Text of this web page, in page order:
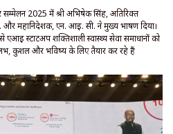
सम्मेलन 2025 में श्री अभिषेक सिंह, अतिरिक्त
महानिदेशक, एन. आई. सी. ने मुख्य भाषण दिया।
स्टार्टअप शक्तिशाली स्वास्थ्य सेवा समाधानों को
कुशल और भविष्य के लिए तैयार कर रहे हैं